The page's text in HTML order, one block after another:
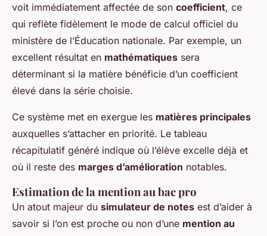
voit immédiatement affectée de son coefficient, ce
qui reflète fidèlement le mode de calcul officiel du
ministère de l’Éducation nationale. Par exemple, un
excellent résultat en mathématiques sera
déterminant si la matière bénéficie d’un coefficient
élevé dans la série choisie.
Ce système met en exergue les matières principales
auxquelles s’attacher en priorité. Le tableau
récapitulatif généré indique où l’élève excelle déjà et
où il reste des marges d’amélioration notables.
Estimation de la mention au bac pro
Un atout majeur du simulateur de notes est d’aider à
savoir si l’on est proche ou non d’une mention au